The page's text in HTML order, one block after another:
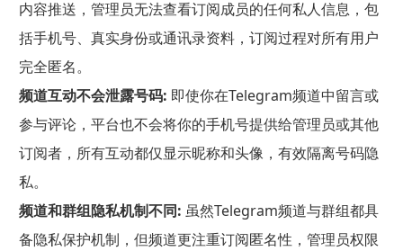
内容推送，管理员无法查看订阅成员的任何私人信息，包
括手机号、真实身份或通讯录资料，订阅过程对所有用户
完全匿名。
频道互动不会泄露号码: 即使你在Telegram频道中留言或
参与评论，平台也不会将你的手机号提供给管理员或其他
订阅者，所有互动都仅显示昵称和头像，有效隔离号码隐
私。
频道和群组隐私机制不同: 虽然Telegram频道与群组都具
备隐私保护机制，但频道更注重订阅匿名性，管理员权限